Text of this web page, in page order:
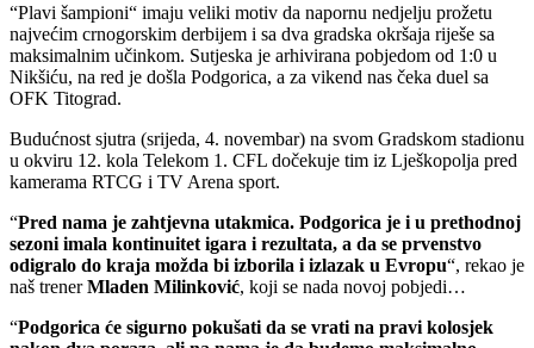
“Plavi šampioni“ imaju veliki motiv da napornu nedjelju prožetu
najvećim crnogorskim derbijem i sa dva gradska okršaja riješe sa
maksimalnim učinkom. Sutjeska je arhivirana pobjedom od 1:0 u
Nikšiću, na red je došla Podgorica, a za vikend nas čeka duel sa
OFK Titograd.
Budućnost sjutra (srijeda, 4. novembar) na svom Gradskom stadionu
u okviru 12. kola Telekom 1. CFL dočekuje tim iz Lješkopolja pred
kamerama RTCG i TV Arena sport.
“Pred nama je zahtjevna utakmica. Podgorica je i u prethodnoj
sezoni imala kontinuitet igara i rezultata, a da se prvenstvo
odigralo do kraja možda bi izborila i izlazak u Evropu“, rekao je
naš trenerMladen Milinković, koji se nada novoj pobjedi…
“Podgorica će sigurno pokušati da se vrati na pravi kolosjek